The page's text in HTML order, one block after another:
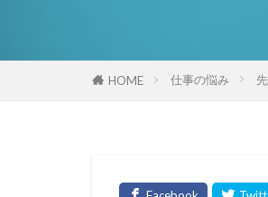
HOME 仕事の悩み